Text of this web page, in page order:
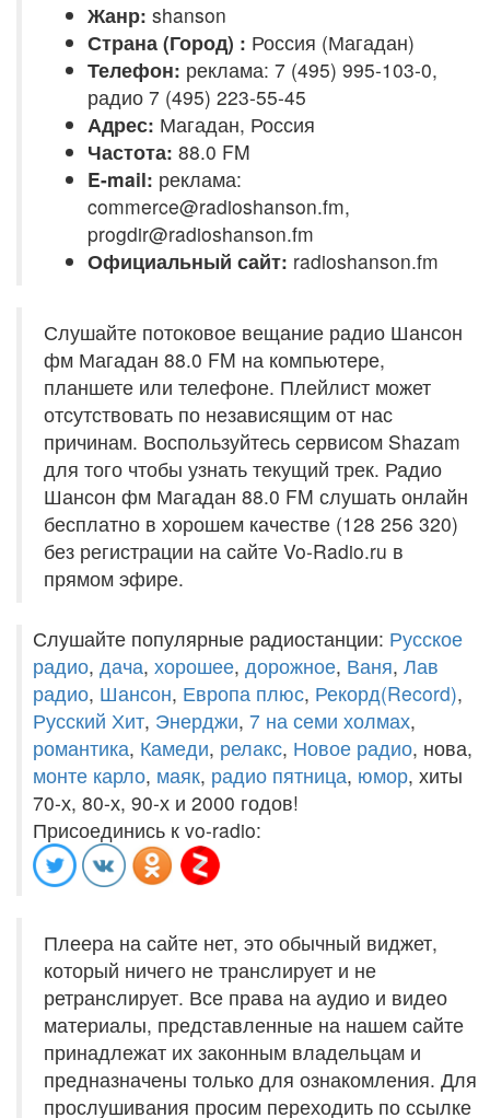
Жанр: shanson
Страна (Город) : Россия (Магадан)
Телефон: реклама: 7 (495) 995-103-0,
радио 7 (495) 223-55-45
Адрес: Магадан, Россия
Частота: 88.0 FM
E-mail: реклама:
commerce@radioshanson.fm,
progdir@radioshanson.fm
Официальный сайт: radioshanson.fm
Слушайте потоковое вещание радио Шансон
фм Магадан 88.0 FM на компьютере,
планшете или телефоне. Плейлист может
отсутствовать по независящим от нас
причинам. Воспользуйтесь сервисом Shazam
для того чтобы узнать текущий трек. Радио
Шансон фм Магадан 88.0 FM слушать онлайн
бесплатно в хорошем качестве (128 256 320)
без регистрации на сайте Vo-Radio.ru в
прямом эфире.
Слушайте популярные радиостанции: Русское
радио, дача, хорошее, дорожное, Ваня, Лав
радио, Шансон, Европа плюс, Рекорд(Record),
Русский Хит, Энерджи, 7 на семи холмах,
романтика, Камеди, релакс, Новое радио, нова,
монте карло, маяк, радио пятница, юмор, хиты
70-х, 80-х, 90-х и 2000 годов!
Присоединись к vo-radio:
Плеера на сайте нет, это обычный виджет,
который ничего не транслирует и не
ретранслирует. Все права на аудио и видео
материалы, представленные на нашем сайте
принадлежат их законным владельцам и
предназначены только для ознакомления. Для
прослушивания просим переходить по ссылке